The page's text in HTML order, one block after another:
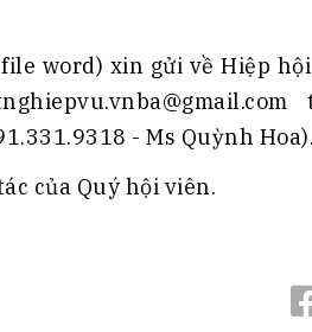
word) xin gửi về Hiệp
- Ms Quỳnh Hoa).
của Quý hội viên.